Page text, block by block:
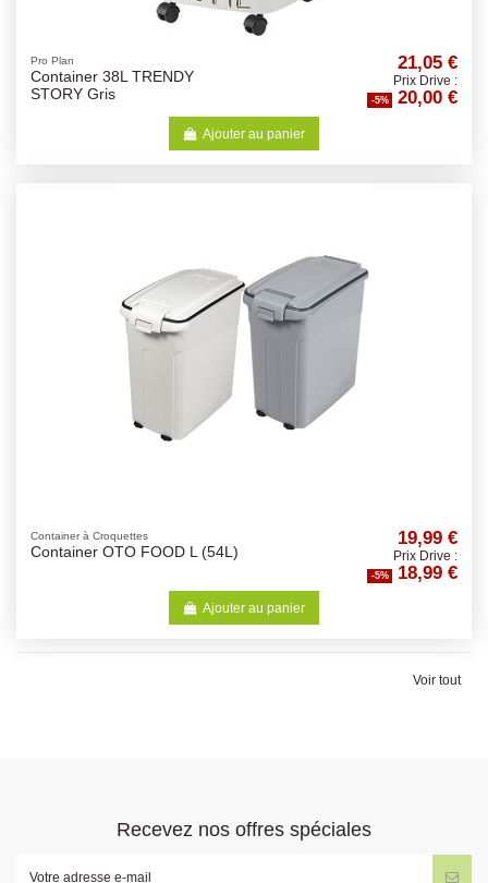
Pro Plan
Container 38L TRENDY
STORY Gris
21,05 €
Prix Drive :
-5% 20,00 €
Ajouter au panier
Container à Croquettes
Container OTO FOOD L (54L)
19,99 €
Prix Drive :
-5% 18,99 €
Ajouter au panier
Voir tout
Recevez nos offres spéciales